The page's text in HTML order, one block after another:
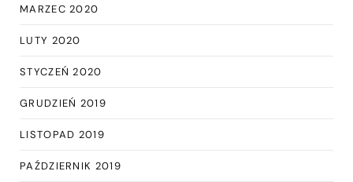
MARZEC 2020
LUTY 2020
STYCZEŃ 2020
GRUDZIEŃ 2019
LISTOPAD 2019
PAŹDZIERNIK 2019